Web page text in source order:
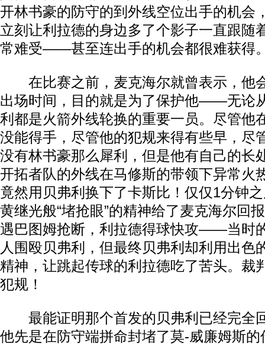
开林书豪的防守的到外线空位出手的机会
立刻让利拉德的身边多了个影子一直跟随
常难受——甚至连出手的机会都很难获得
在比赛之前，麦克海尔就曾表示，他
出场时间，目的就是为了保护他——无论
利都是火箭外线轮换的重要一员。尽管他
没能得手，尽管他的犯规来得有些早，尽
没有林书豪那么犀利，但是他有自己的长
开拓者队的外线在马修斯的带领下异常火
竟然用贝弗利换下了卡斯比！仅仅1分钟
黄继光般“堵抢眼”的精神给了麦克海尔回
遇巴图姆抢断，利拉德得球快攻——当时
人围殴贝弗利，但最终贝弗利却利用出色
精神，让跳起传球的利拉德吃了苦头。裁
犯规！
最能证明那个首发的贝弗利已经完全
他先是在防守端拼命封堵了莫-威廉姆斯